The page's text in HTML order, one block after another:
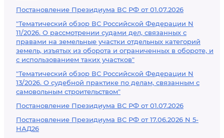
Постановление Президиума ВС РФ от 01.07.2026
"Тематический обзор ВС Российской Федерации N
11/2026. О рассмотрении судами дел, связанных с
правами на земельные участки отдельных категорий
земель, изъятых из оборота и ограниченных в обороте, и
с использованием таких участков"
"Тематический обзор ВС Российской Федерации N
13/2026. О судебной практике по делам, связанным с
самовольным строительством"
Постановление Президиума ВС РФ от 01.07.2026
Постановление Президиума ВС РФ от 17.06.2026 N 5-
НАД26